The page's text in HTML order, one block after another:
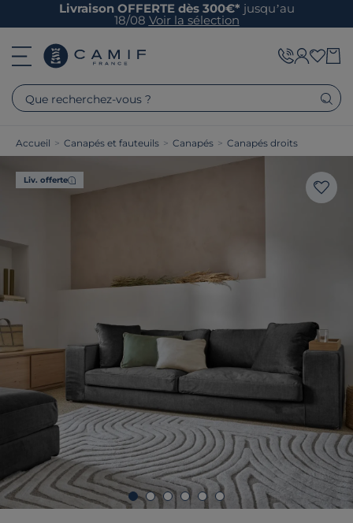
Livraison OFFERTE dès 300€* jusqu’au
18/08 Voir la sélection
Que recherchez-vous ?
Accueil > Canapés et fauteuils > Canapés > Canapés droits
Liv. offerte